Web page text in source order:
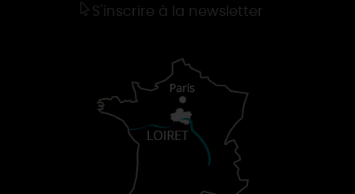
S'inscrire à la newsletter